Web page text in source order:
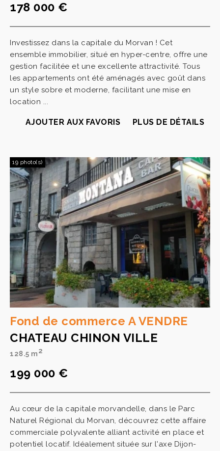
178 000 €
Investissez dans la capitale du Morvan ! Cet
ensemble immobilier, situé en hyper-centre, offre une
gestion facilitée et une excellente attractivité. Tous
les appartements ont été aménagés avec goût dans
un style sobre et moderne, facilitant une mise en
location ...
AJOUTER AUX FAVORIS PLUS DE DÉTAILS
19 photo(s)
Fond de commerce A VENDRE
CHATEAU CHINON VILLE
128.5 m2
199 000 €
Au cœur de la capitale morvandelle, dans le Parc
Naturel Régional du Morvan, découvrez cette affaire
commerciale polyvalente alliant activité en place et
potentiel locatif. Idéalement située sur l'axe Dijon-